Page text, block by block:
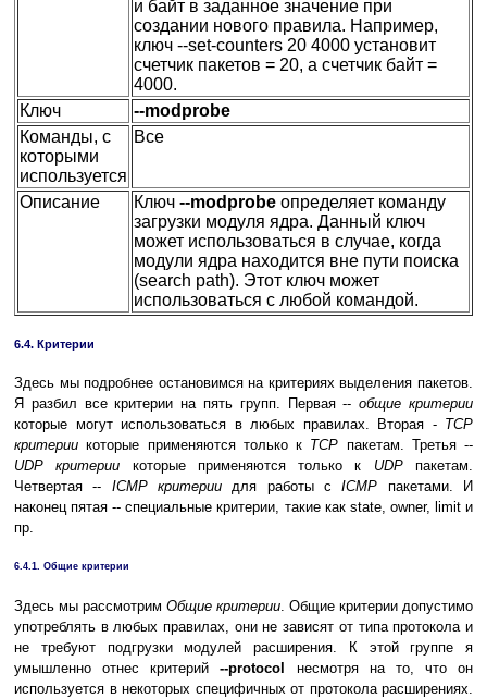
и байт в заданное значение при
создании нового правила. Например,
ключ --set-counters 20 4000 установит
счетчик пакетов = 20, а счетчик байт =
4000.
Ключ
--modprobe
Команды, с
которыми
используется
Все
Описание Ключ --modprobe определяет команду
загрузки модуля ядра. Данный ключ
может использоваться в случае, когда
модули ядра находится вне пути поиска
(search path). Этот ключ может
использоваться с любой командой.
6.4. Критерии
Здесь мы подробнее остановимся на критериях выделения пакетов.
Я разбил все критерии на пять групп. Первая --общие критерии
которые могут использоваться в любых правилах. Вторая - TCP
критерии которые применяются только к TCP пакетам. Третья --
UDP критерии которые применяются только к UDPпакетам.
Четвертая -- ICMP критерии для работы сICMP пакетами. И
наконец пятая -- специальные критерии, такие как state, owner, limit и
пр.
6.4.1. Общие критерии
Здесь мы рассмотрим Общие критерии. Общие критерии допустимо
употреблять в любых правилах, они не зависят от типа протокола и
не требуют подгрузки модулей расширения. К этой группе я
умышленно отнес критерий--protocol
несмотря на то, что он
используется в некоторых специфичных от протокола расширениях.